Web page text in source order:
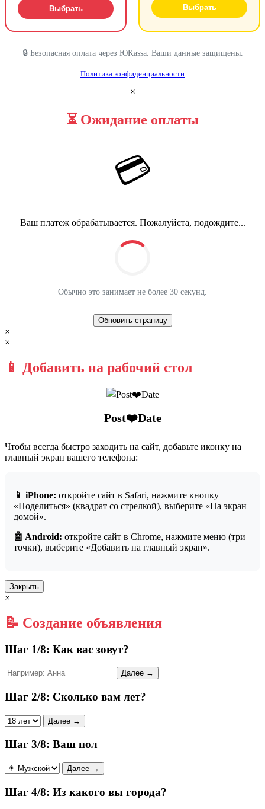
Выбрать Выбрать
🔒 Безопасная оплата через ЮKassa. Ваши данные защищены.
Политика конфиденциальности
×
⏳ Ожидание оплаты
💳
Ваш платеж обрабатывается. Пожалуйста, подождите...
Обычно это занимает не более 30 секунд.
Обновить страницу
×
×
📱 Добавить на рабочий стол
Post❤️Date
Чтобы всегда быстро заходить на сайт, добавьте иконку на
главный экран вашего телефона:
📱 iPhone: откройте сайт в Safari, нажмите кнопку
«Поделиться» (квадрат со стрелкой), выберите «На экран
домой».
🤖 Android: откройте сайт в Chrome, нажмите меню (три
точки), выберите «Добавить на главный экран».
Закрыть
×
📝 Создание объявления
Шаг 1/8: Как вас зовут?
Далее →
Шаг 2/8: Сколько вам лет?
Далее →
Шаг 3/8: Ваш пол
Далее →
Шаг 4/8: Из какого вы города?